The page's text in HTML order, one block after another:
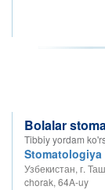
Bolalar
Tibbiy yordam
Stomatologiya
Узбекистан, г.
chorak, 64A-uy